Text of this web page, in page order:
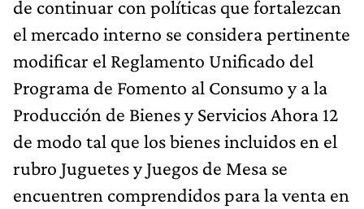
de continuar con políticas que fortalezcan
el mercado interno se considera pertinente
modificar el Reglamento Unificado del
Programa de Fomento al Consumo y a la
Producción de Bienes y Servicios Ahora 12
de modo tal que los bienes incluidos en el
rubro Juguetes y Juegos de Mesa se
encuentren comprendidos para la venta en